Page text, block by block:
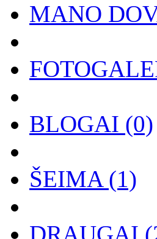
MANO
BLOGAI (0)
ŠEIMA(1)